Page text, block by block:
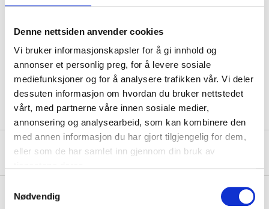
Denne nettsiden anvender cookies
Vi bruker informasjonskapsler for å gi innhold og
annonser et personlig preg, for å levere sosiale
mediefunksjoner og for å analysere trafikken vår. Vi deler
dessuten informasjon om hvordan du bruker nettstedet
vårt, med partnerne våre innen sosiale medier,
annonsering og analysearbeid, som kan kombinere den
med annen informasjon du har gjort tilgjengelig for dem,
eller som de har samlet inn gjennom din bruk av
Nødvendig
Technical specifications
Material
CrV steel
Size
8 / 9 – 18 / 19 mm
About the manufacturer